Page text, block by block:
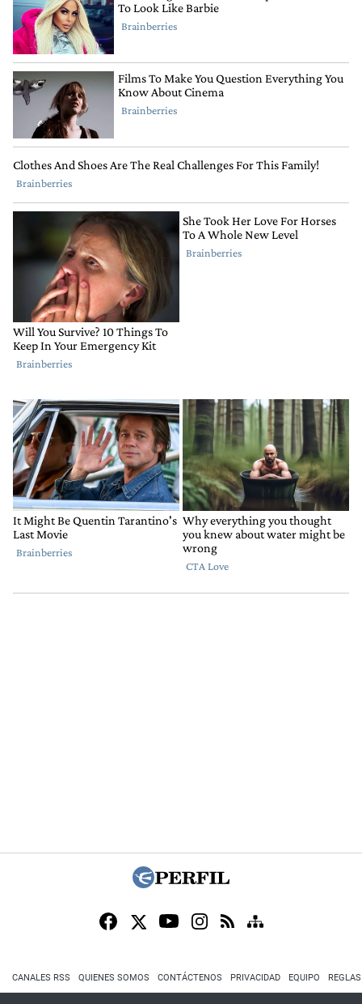
CANALES RSS QUIENES SOMOS CONTÁCTENOS PRIVACIDAD EQUIPO